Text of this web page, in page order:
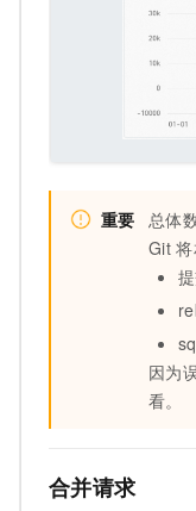
重要 总体
Git
因为
看。
合并请求